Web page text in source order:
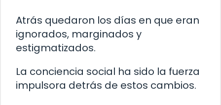
Atrás quedaron los días en que eran
ignorados, marginados y
estigmatizados.
La conciencia social ha sido la fuerza
impulsora detrás de estos cambios.